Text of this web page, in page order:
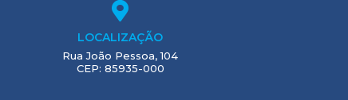
LOCALIZAÇÃO
Rua João Pessoa, 104
CEP: 85935-000